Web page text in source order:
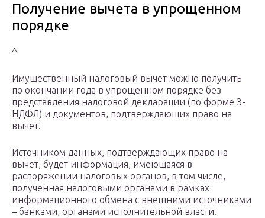
Получение вычета в упрощенном
порядке
^
Имущественный налоговый вычет можно получить
по окончании года в упрощенном порядке без
представления налоговой декларации (по форме 3-
НДФЛ) и документов, подтверждающих право на
вычет.
Источником данных, подтверждающих право на
вычет, будет информация, имеющаяся в
распоряжении налоговых органов, в том числе,
полученная налоговыми органами в рамках
информационного обмена с внешними источниками
– банками, органами исполнительной власти.